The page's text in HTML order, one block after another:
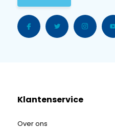
Klantenservice
Over ons